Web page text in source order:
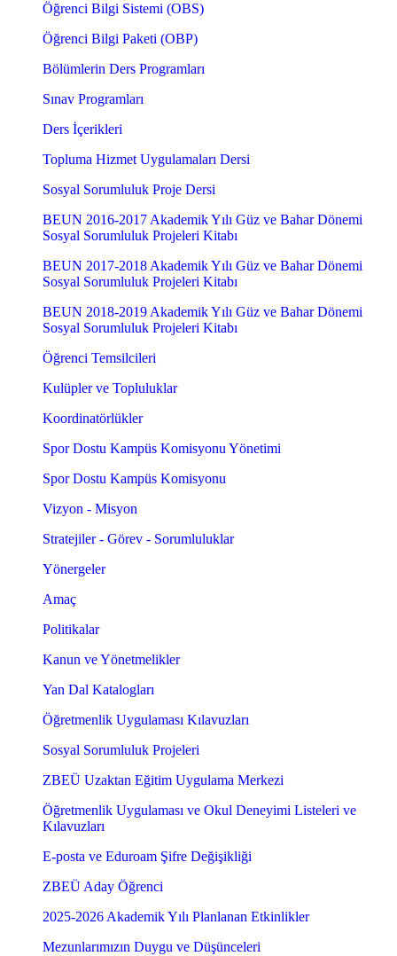
Öğrenci Bilgi Sistemi (OBS)
Öğrenci Bilgi Paketi (OBP)
Bölümlerin Ders Programları
Sınav Programları
Ders İçerikleri
Topluma Hizmet Uygulamaları Dersi
Sosyal Sorumluluk Proje Dersi
BEUN 2016-2017 Akademik Yılı Güz ve Bahar Dönemi
Sosyal Sorumluluk Projeleri Kitabı
BEUN 2017-2018 Akademik Yılı Güz ve Bahar Dönemi
Sosyal Sorumluluk Projeleri Kitabı
BEUN 2018-2019 Akademik Yılı Güz ve Bahar Dönemi
Sosyal Sorumluluk Projeleri Kitabı
Öğrenci Temsilcileri
Kulüpler ve Topluluklar
Koordinatörlükler
Spor Dostu Kampüs Komisyonu Yönetimi
Spor Dostu Kampüs Komisyonu
Vizyon - Misyon
Stratejiler - Görev - Sorumluluklar
Yönergeler
Amaç
Politikalar
Kanun ve Yönetmelikler
Yan Dal Katalogları
Öğretmenlik Uygulaması Kılavuzları
Sosyal Sorumluluk Projeleri
ZBEÜ Uzaktan Eğitim Uygulama Merkezi
Öğretmenlik Uygulaması ve Okul Deneyimi Listeleri ve
Kılavuzları
E-posta ve Eduroam Şifre Değişikliği
ZBEÜ Aday Öğrenci
2025-2026 Akademik Yılı Planlanan Etkinlikler
Mezunlarımızın Duygu ve Düşünceleri